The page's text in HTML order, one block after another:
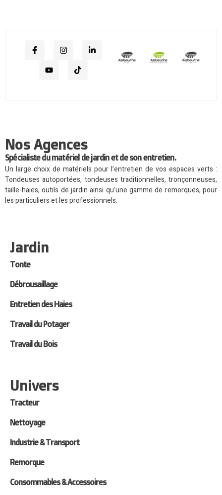
Nos Agences
Spécialiste du matériel de jardin et de son entretien.
Un large choix de matériels pour l’entretien de vos espaces verts :
Tondeuses autoportées, tondeuses traditionnelles, tronçonneuses,
taille-haies, outils de jardin ainsi qu’une gamme de remorques, pour
les particuliers et les professionnels.
Jardin
Tonte
Débrousaillage
Entretien des Haies
Travail du Potager
Travail du Bois
Univers
Tracteur
Nettoyage
Industrie & Transport
Remorque
Consommables & Accessoires